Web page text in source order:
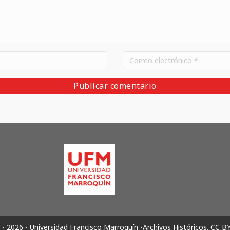
2026 - Universidad Francisco Marroquín -Archivos Históricos. CC